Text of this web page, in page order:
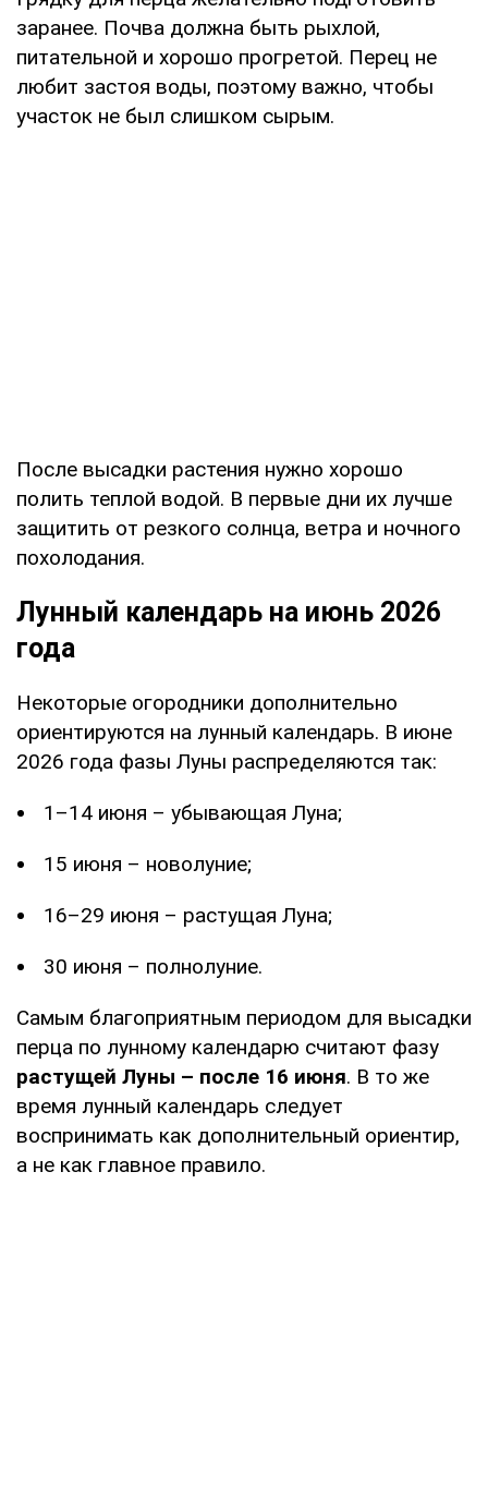
заранее. Почва должна быть рыхлой,
питательной и хорошо прогретой. Перец не
любит застоя воды, поэтому важно, чтобы
участок не был слишком сырым.
После высадки растения нужно хорошо
полить теплой водой. В первые дни их лучше
защитить от резкого солнца, ветра и ночного
похолодания.
Лунный календарь на июнь 2026
года
Некоторые огородники дополнительно
ориентируются на лунный календарь. В июне
2026 года фазы Луны распределяются так:
1–14 июня – убывающая Луна;
15 июня – новолуние;
16–29 июня – растущая Луна;
30 июня – полнолуние.
Самым благоприятным периодом для высадки
перца по лунному календарю считают фазу
растущей Луны – после 16 июня. В то же
время лунный календарь следует
воспринимать как дополнительный ориентир,
а не как главное правило.